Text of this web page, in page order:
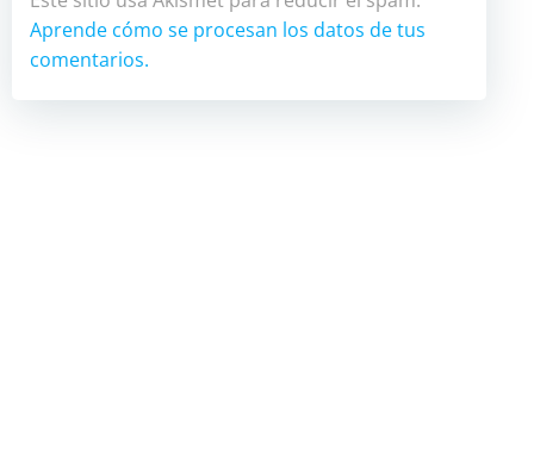
Aprende cómo se procesan los datos de tus
comentarios.